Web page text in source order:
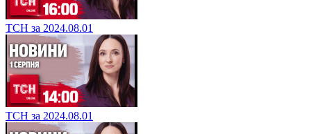
ТСН за 2024.08.01
ТСН за 2024.08.01